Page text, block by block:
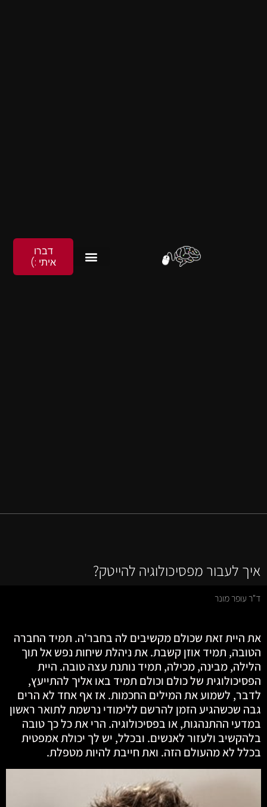
דברו
איתי :)
איך לעבור מפסיכולוגיה להייטק?
ד"ר עופר מונר
את היית זאת שכולם מקשיבים לה בחבר'ה. תמיד החברה
הטובה, תמיד אוזן קשבת. את ניהלת שיחות נפש אל תוך
הלילה, מבינה, מכילה, תמיד נותנת עצה טובה. היית
הפסיכולוגית של כולם וכולם תמיד באו אליך להתייעץ,
לדבר, לשמוע את המילים החכמות. אז אף אחד לא הרים
גבה שכשהגיע הזמן להרשם ללימודי נרשמת לתואר ראשון
במדעי ההתנהגות, או בפסיכולוגיה. הרי את כל כך טובה
בלהקשיב ולעזור לאנשים. ובכלל, יש לך יכולת אמפטית
בכלל לא מהעולם הזה. ואת חייבת להיות מטפלת.